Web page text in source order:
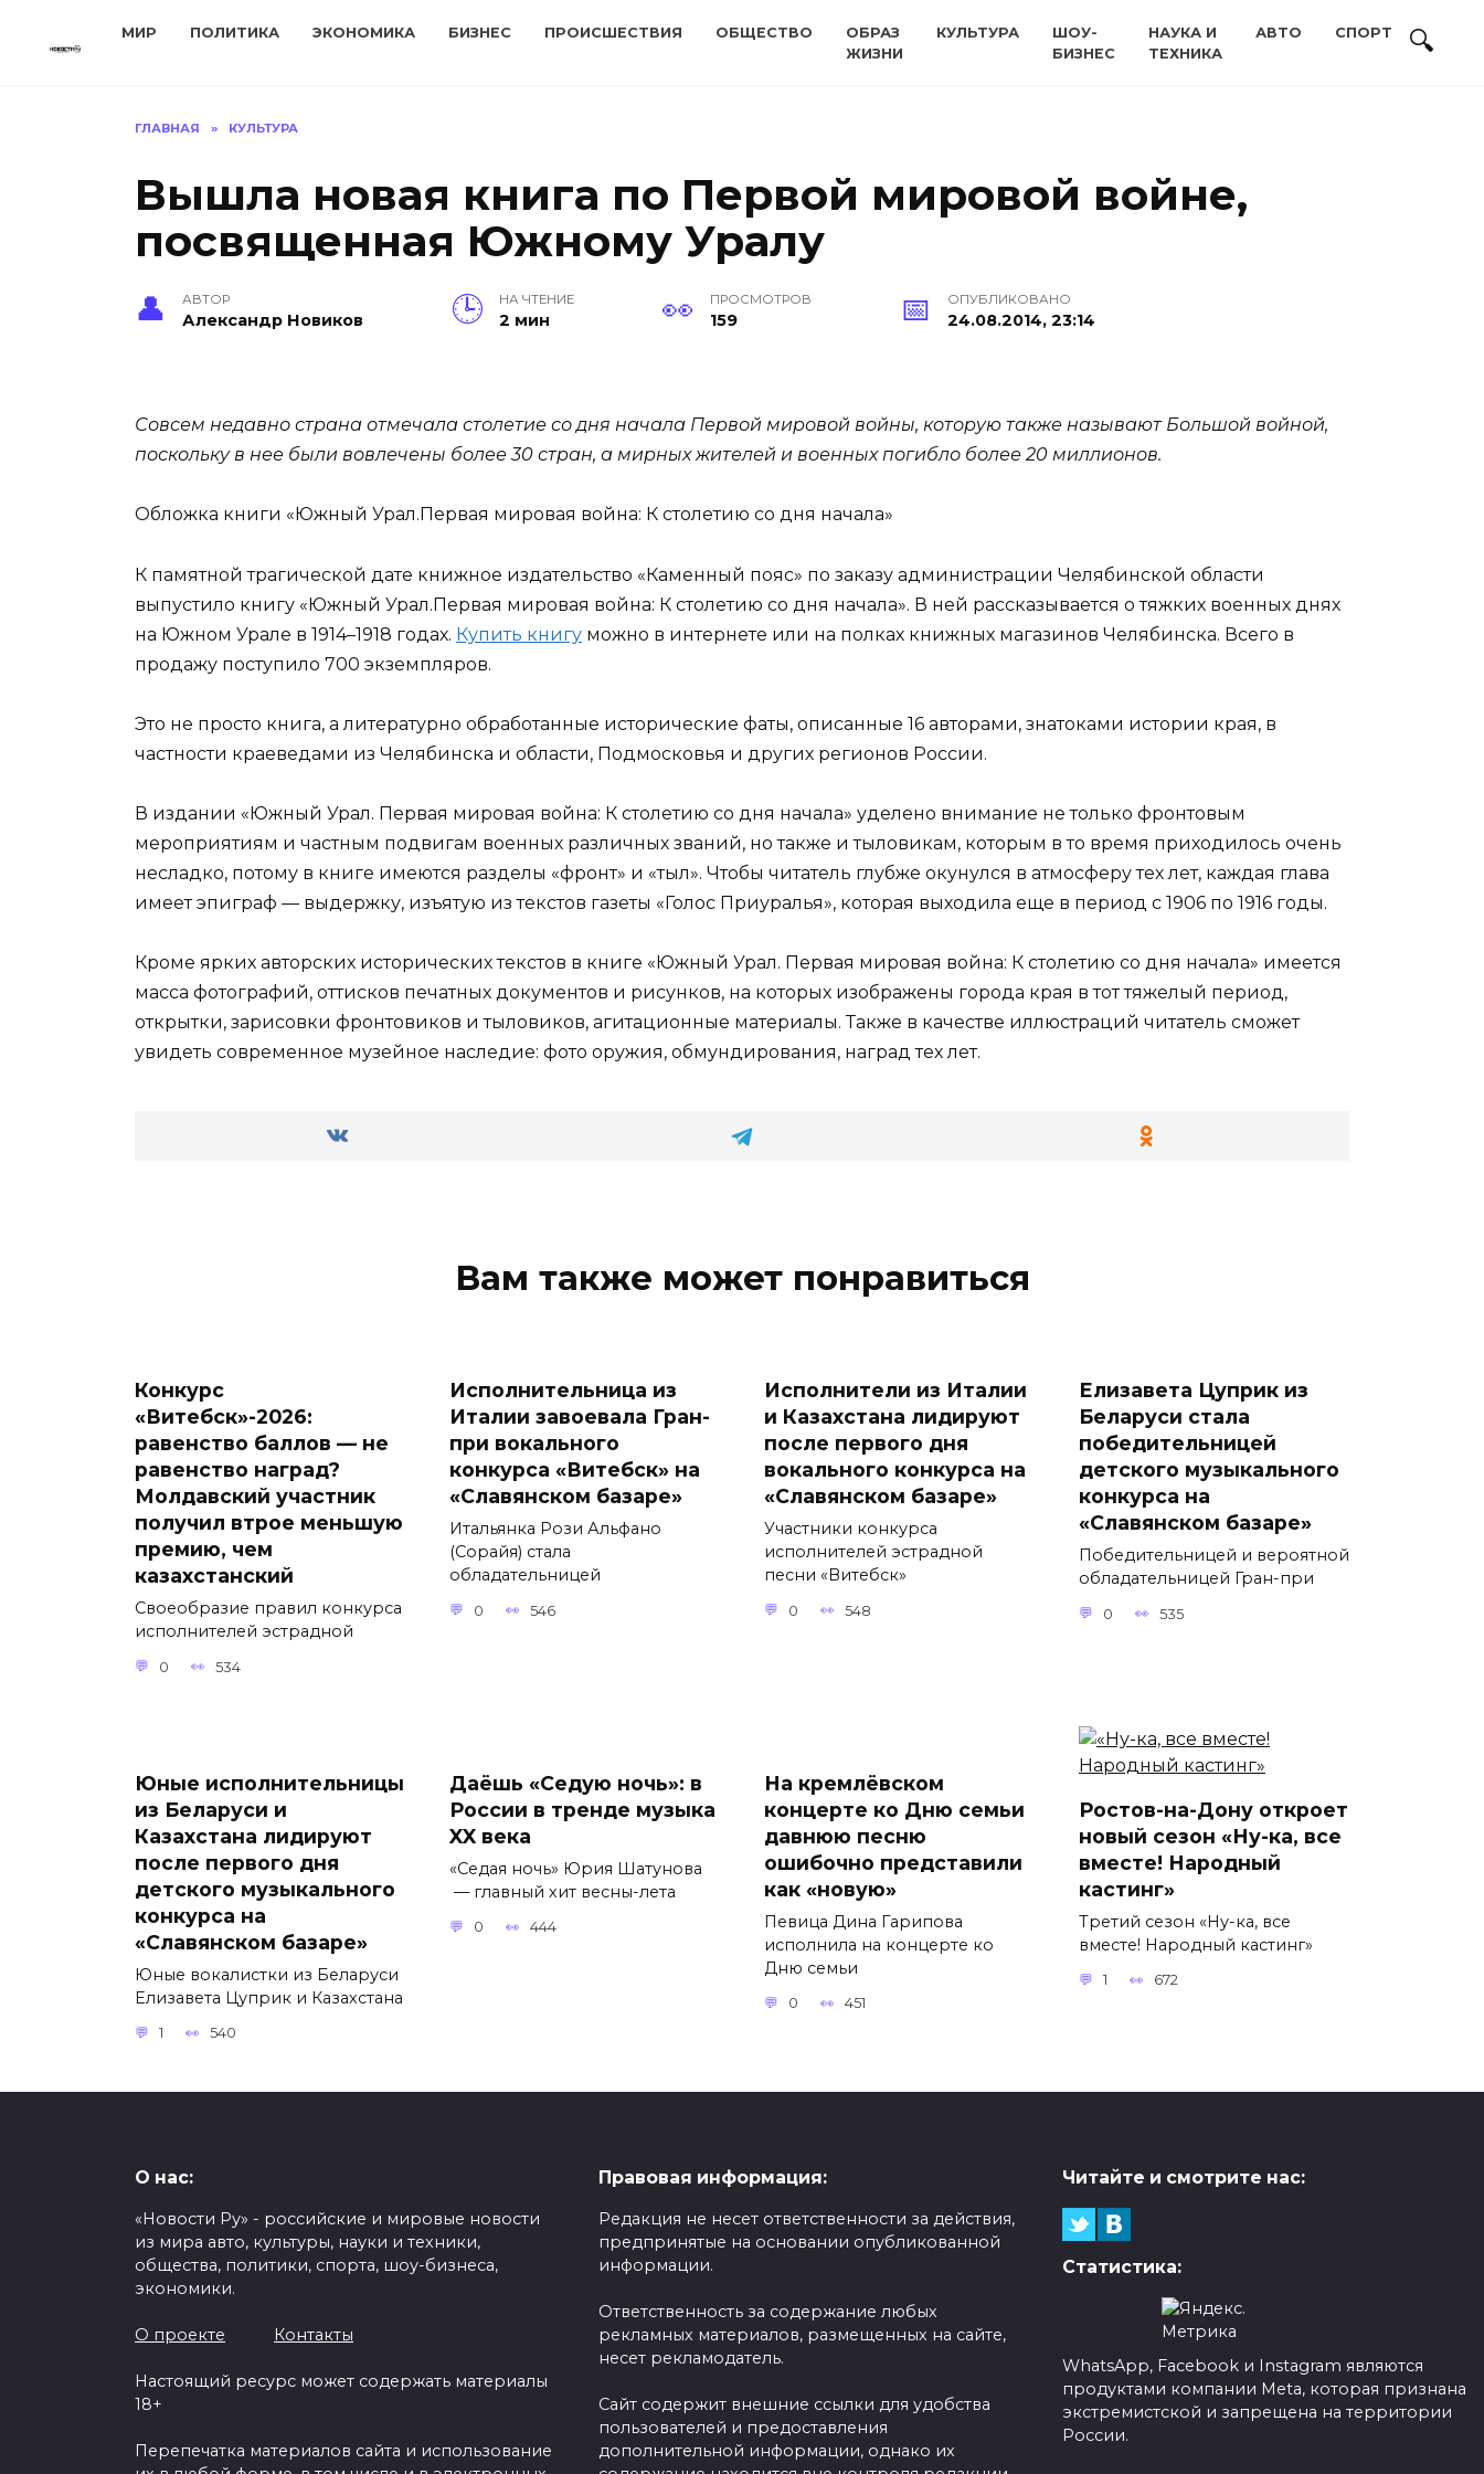
МИР ПОЛИТИКА ЭКОНОМИКА БИЗНЕС ПРОИСШЕСТВИЯ ОБЩЕСТВО
ОБРАЗ
ЖИЗНИ
КУЛЬТУРА
ШОУ-
БИЗНЕС
НАУКА И
ТЕХНИКА
АВТО СПОРТ
ГЛАВНАЯ » КУЛЬТУРА
Вышла новая книга по Первой мировой войне,
посвященная Южному Уралу
АВТОР
Александр Новиков
НА ЧТЕНИЕ
2 мин
ПРОСМОТРОВ
159
ОПУБЛИКОВАНО
24.08.2014, 23:14
Совсем недавно страна отмечала столетие со дня начала Первой мировой войны, которую также называют Большой войной,
поскольку в нее были вовлечены более 30 стран, а мирных жителей и военных погибло более 20 миллионов.
Обложка книги «Южный Урал.Первая мировая война: К столетию со дня начала»
К памятной трагической дате книжное издательство «Каменный пояс» по заказу администрации Челябинской области
выпустило книгу «Южный Урал.Первая мировая война: К столетию со дня начала». В ней рассказывается о тяжких военных днях
на Южном Урале в 1914–1918 годах. Купить книгу можно в интернете или на полках книжных магазинов Челябинска. Всего в
продажу поступило 700 экземпляров.
Это не просто книга, а литературно обработанные исторические фаты, описанные 16 авторами, знатоками истории края, в
частности краеведами из Челябинска и области, Подмосковья и других регионов России.
В издании «Южный Урал. Первая мировая война: К столетию со дня начала» уделено внимание не только фронтовым
мероприятиям и частным подвигам военных различных званий, но также и тыловикам, которым в то время приходилось очень
несладко, потому в книге имеются разделы «фронт» и «тыл». Чтобы читатель глубже окунулся в атмосферу тех лет, каждая глава
имеет эпиграф — выдержку, изъятую из текстов газеты «Голос Приуралья», которая выходила еще в период с 1906 по 1916 годы.
Кроме ярких авторских исторических текстов в книге «Южный Урал. Первая мировая война: К столетию со дня начала» имеется
масса фотографий, оттисков печатных документов и рисунков, на которых изображены города края в тот тяжелый период,
открытки, зарисовки фронтовиков и тыловиков, агитационные материалы. Также в качестве иллюстраций читатель сможет
увидеть современное музейное наследие: фото оружия, обмундирования, наград тех лет.
Вам также может понравиться
Конкурс
«Витебск»-2026:
равенство баллов — не
равенство наград?
Молдавский участник
получил втрое меньшую
премию, чем
казахстанский
Своеобразие правил конкурса
исполнителей эстрадной
0 534
Исполнительница из
Италии завоевала Гран-
при вокального
конкурса «Витебск» на
«Славянском базаре»
Итальянка Рози Альфано
(Сорайя) стала
обладательницей
0 546
Исполнители из Италии
и Казахстана лидируют
после первого дня
вокального конкурса на
«Славянском базаре»
Участники конкурса
исполнителей эстрадной
песни «Витебск»
0 548
Елизавета Цуприк из
Беларуси стала
победительницей
детского музыкального
конкурса на
«Славянском базаре»
Победительницей и вероятной
обладательницей Гран-при
0 535
Юные исполнительницы
из Беларуси и
Казахстана лидируют
после первого дня
детского музыкального
конкурса на
«Славянском базаре»
Юные вокалистки из Беларуси
Елизавета Цуприк и Казахстана
1 540
Даёшь «Седую ночь»: в
России в тренде музыка
XX века
«Седая ночь» Юрия Шатунова
— главный хит весны-лета
0 444
На кремлёвском
концерте ко Дню семьи
давнюю песню
ошибочно представили
как «новую»
Певица Дина Гарипова
исполнила на концерте ко
Дню семьи
0 451
Ростов-на-Дону откроет
новый сезон «Ну-ка, все
вместе! Народный
кастинг»
Третий сезон «Ну-ка, все
вместе! Народный кастинг»
1 672
О нас:
«Новости Ру» - российские и мировые новости
из мира авто, культуры, науки и техники,
общества, политики, спорта, шоу-бизнеса,
экономики.
О проекте Контакты
Настоящий ресурс может содержать материалы
18+
Перепечатка материалов сайта и использование
Правовая информация:
Редакция не несет ответственности за действия,
предпринятые на основании опубликованной
информации.
Ответственность за содержание любых
рекламных материалов, размещенных на сайте,
несет рекламодатель.
Сайт содержит внешние ссылки для удобства
пользователей и предоставления
дополнительной информации, однако их
Читайте и смотрите нас:
Статистика:
WhatsApp, Facebook и Instagram являются
продуктами компании Meta, которая признана
экстремистской и запрещена на территории
России.